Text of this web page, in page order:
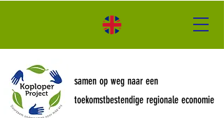
samen op weg naar een
toekomstbestendige regionale economie